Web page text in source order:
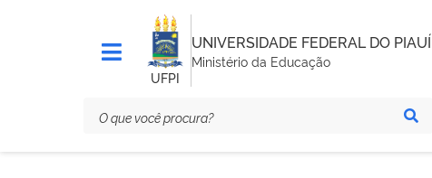
UFPI
UNIVERSIDADE FEDERAL DO PIAUÍ
Ministério da Educação